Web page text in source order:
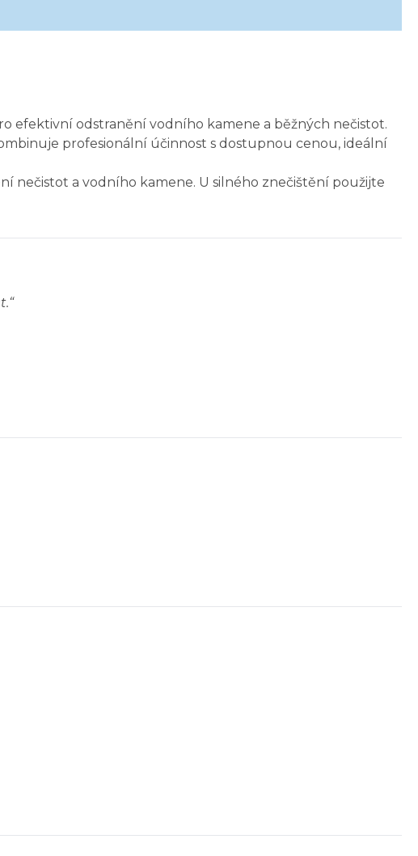
efektivní odstranění vodního kamene a běžných nečistot.
profesionální účinnost s dostupnou cenou, ideální
nečistot a vodního kamene. U silného znečištění použijte
“